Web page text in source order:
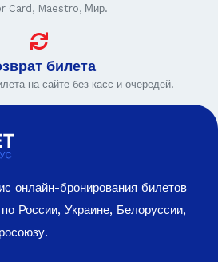
Card, Maestro, Мир.
билета
на сайте без касс и очередей.
онлайн-бронирования билетов
России, Украине, Белоруссии,